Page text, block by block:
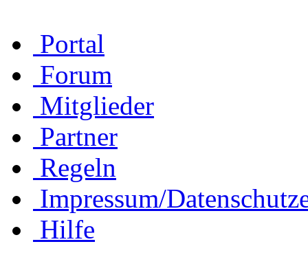
Portal
Forum
Mitglieder
Partner
Regeln
Impressum/
Hilfe